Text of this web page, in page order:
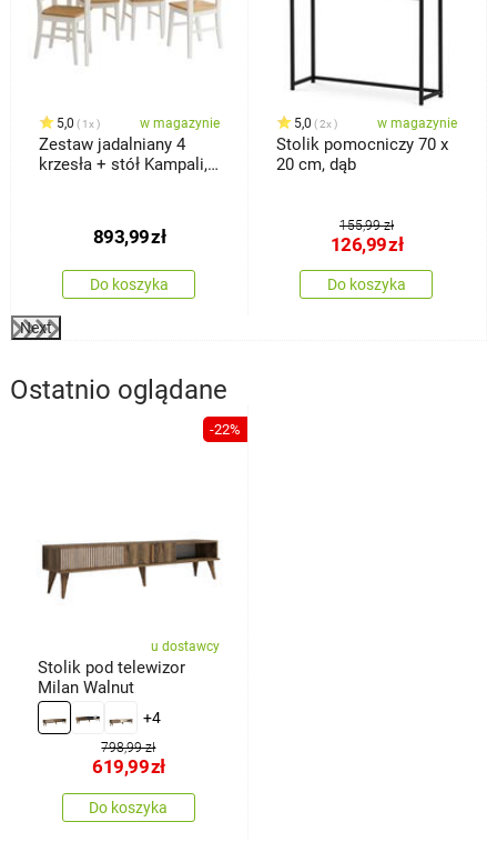
5,0 1x w magazynie
Zestaw jadalniany 4
krzesła + stół Kampali,
893,99zł
Do koszyka
5,0 2x w magazynie
Stolik pomocniczy 70 x
20 cm, dąb
155,99 zł
126,99zł
Do koszyka
Next
Ostatnio oglądane
-22%
u dostawcy
Stolik pod telewizor
Milan Walnut
+4
798,99 zł
619,99zł
Do koszyka